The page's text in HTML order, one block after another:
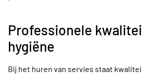
Professionele
hygiëne
Bij het huren van servies staat